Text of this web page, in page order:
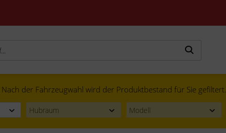
Nach der Fahrzeugwahl wird der Produktbestand für Sie gefiltert.